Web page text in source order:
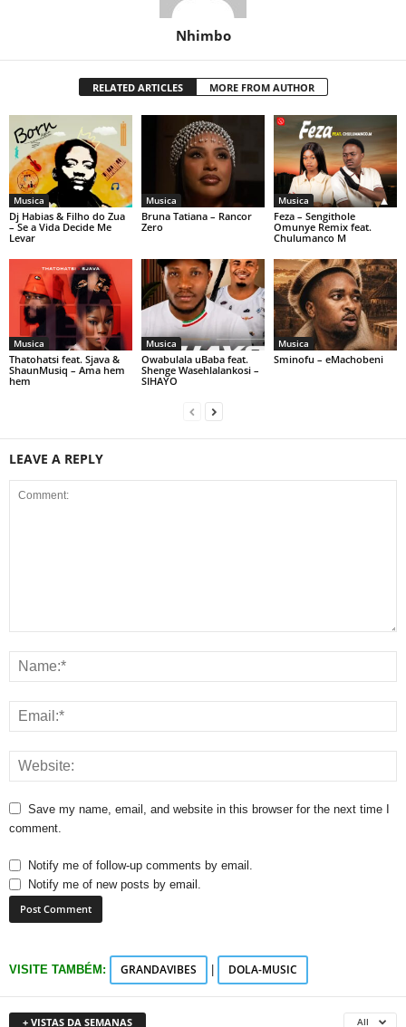
Nhimbo
RELATED ARTICLES MORE FROM AUTHOR
Musica
Dj Habias & Filho do Zua
– Se a Vida Decide Me
Levar
Musica
Bruna Tatiana – Rancor
Zero
Musica
Feza – Sengithole
Omunye Remix feat.
Chulumanco M
Musica
Thatohatsi feat. Sjava &
ShaunMusiq – Ama hem
hem
Musica
Owabulala uBaba feat.
Shenge Wasehlalankosi –
SIHAYO
Musica
Sminofu – eMachobeni
LEAVE A REPLY
Save my name, email, and website in this browser for the next time I
comment.
Notify me of follow-up comments by email.
Notify me of new posts by email.
VISITE TAMBÉM: GRANDAVIBES DOLA-MUSIC
+ VISTAS DA SEMANAS All